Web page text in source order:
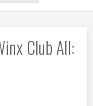
Club All: